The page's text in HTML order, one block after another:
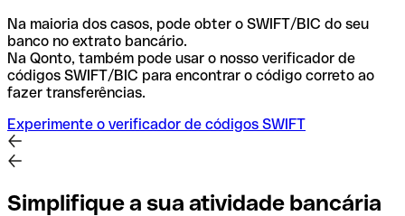
Na maioria dos casos, pode obter o SWIFT/BIC do seu
banco no extrato bancário.
Na Qonto, também pode usar o nosso verificador de
códigos SWIFT/BIC para encontrar o código correto ao
fazer transferências.
Experimente o verificador de códigos SWIFT
Simplifique a sua atividade bancária